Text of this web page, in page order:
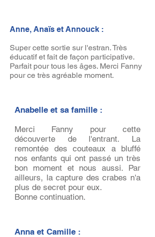
Anne, Anaïs et Annouck :
Super cette sortie sur l'estran. Très
éducatif et fait de façon participative.
Parfait pour tous les âges. Merci Fanny
pour ce très agréable moment.
Anabelle et sa famille :
Merci Fanny pour cette
découverte de l'entrant. La
remontée des couteaux a bluffé
nos enfants qui ont passé un très
bon moment et nous aussi. Par
ailleurs, la capture des crabes n'a
plus de secret pour eux.
Bonne continuation.
Anna et Camille :